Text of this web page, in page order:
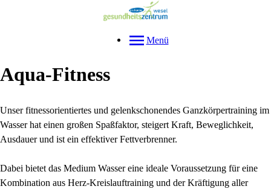
Menü
Aqua-Fitness
Unser fitnessorientiertes und gelenkschonendes Ganzkörpertraining im
Wasser hat einen großen Spaßfaktor, steigert Kraft, Beweglichkeit,
Ausdauer und ist ein effektiver Fettverbrenner.
Dabei bietet das Medium Wasser eine ideale Voraussetzung für eine
Kombination aus Herz-Kreislauftraining und der Kräftigung aller